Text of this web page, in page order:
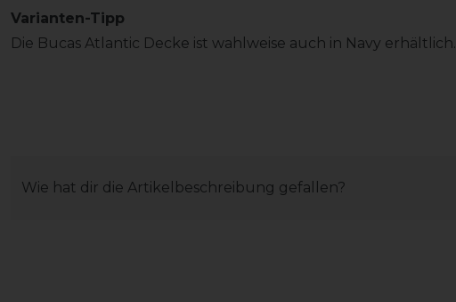
Varianten-Tipp
Die Bucas Atlantic Decke ist wahlweise auch in Navy erhältlich.
Wie hat dir die Artikelbeschreibung gefallen?